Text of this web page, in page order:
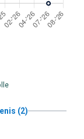
(2)